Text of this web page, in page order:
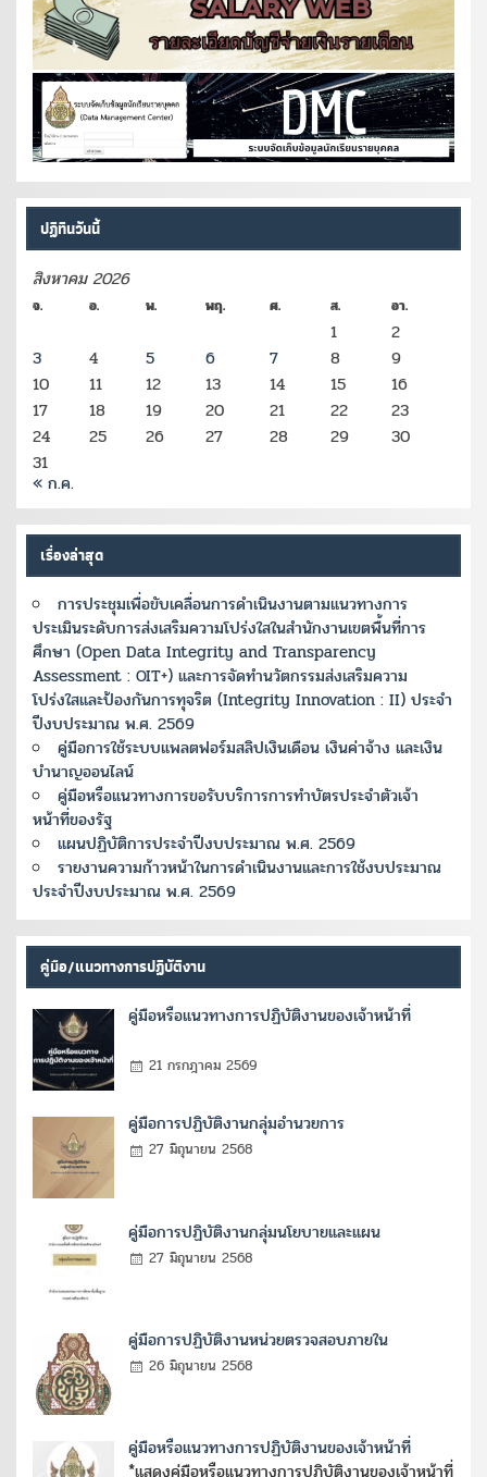
ปฏิทินวันนี้
สิงหาคม 2026
จ. อ. พ. พฤ. ศ. ส. อา.
1
2
3
4 5 6 7 8
9
10
11 12 13 14 15
16
17
18 19 20 21 22
23
24
25 26 27 28 29
30
31
« ก.ค.
เรื่องล่าสุด
การประชุมเพื่อขับเคลื่อนการดำเนินงานตามแนวทางการ
ประเมินระดับการส่งเสริมความโปร่งใสในสำนักงานเขตพื้นที่การ
ศึกษา (Open Data Integrity and Transparency
Assessment : OIT+) และการจัดทำนวัตกรรมส่งเสริมความ
โปร่งใสและป้องกันการทุจริต (Integrity Innovation : II) ประจำ
ปีงบประมาณ พ.ศ. 2569
คู่มือการใช้ระบบแพลตฟอร์มสลิปเงินเดือน เงินค่าจ้าง และเงิน
บำนาญออนไลน์
คู่มือหรือแนวทางการขอรับบริการการทำบัตรประจำตัวเจ้า
หน้าที่ของรัฐ
แผนปฏิบัติการประจำปีงบประมาณ พ.ศ. 2569
รายงานความก้าวหน้าในการดำเนินงานและการใช้งบประมาณ
ประจำปีงบประมาณ พ.ศ. 2569
คู่มือ/แนวทางการปฏิบัติงาน
คู่มือหรือแนวทางการปฏิบัติงานของเจ้าหน้าที่
21 กรกฎาคม 2569
คู่มือการปฏิบัติงานกลุ่มอำนวยการ
27 มิถุนายน 2568
คู่มือการปฏิบัติงานกลุ่มนโยบายและแผน
27 มิถุนายน 2568
คู่มือการปฏิบัติงานหน่วยตรวจสอบภายใน
26 มิถุนายน 2568
คู่มือหรือแนวทางการปฏิบัติงานของเจ้าหน้าที่